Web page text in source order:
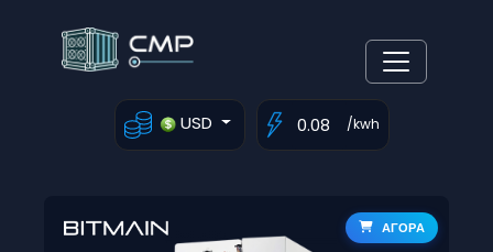
USD /kwh
ΑΓΟΡΑ